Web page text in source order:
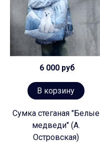
6 000 руб
В корзину
Сумка стеганая "Белые
медведи" (А.
Островская)